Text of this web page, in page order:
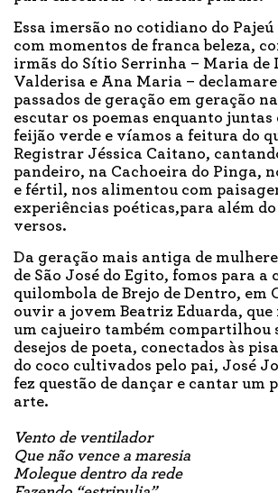
Essa imersão no cotidiano do Pajeú
com momentos de franca beleza,
irmãs do Sítio Serrinha – Maria de
Valderisa e Ana Maria –
passados de geração em geração
escutar os poemas enquanto
feijão verde e víamos a feitura do
Registrar Jéssica Caitano,
pandeiro, na Cachoeira do Pinga,
e fértil, nos alimentou com
experiências poéticas,para além
versos.
Da geração mais antiga de
de São José do Egito, fomos para a
quilombola de Brejo de Dentro, em
ouvir a jovem Beatriz Eduarda, que
um cajueiro também compartilhou
desejos de poeta, conectados às
do coco cultivados pelo pai, José
fez questão de dançar e cantar um
arte.
Vento de ventilador
Que não vence a maresia
Moleque dentro da rede